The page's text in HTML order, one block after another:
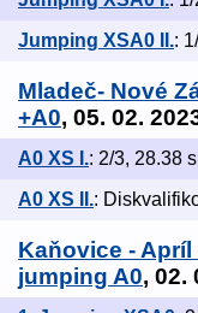
Jumping XSA0 II.:
Mladeč- Nové
+A0, 05. 02.
A0 XS I.: 2/3, 28.38
A0 XS II.:
Kaňovice -
jumping A0, 02.